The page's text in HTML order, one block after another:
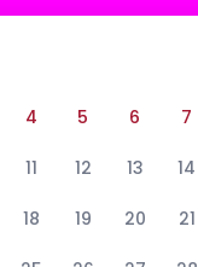
4 5 6 7
11 12 13 14
18 19 20 21